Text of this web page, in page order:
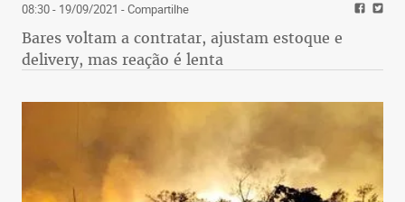
08:30 - 19/09/2021 - Compartilhe
Bares voltam a contratar, ajustam estoque e
delivery, mas reação é lenta